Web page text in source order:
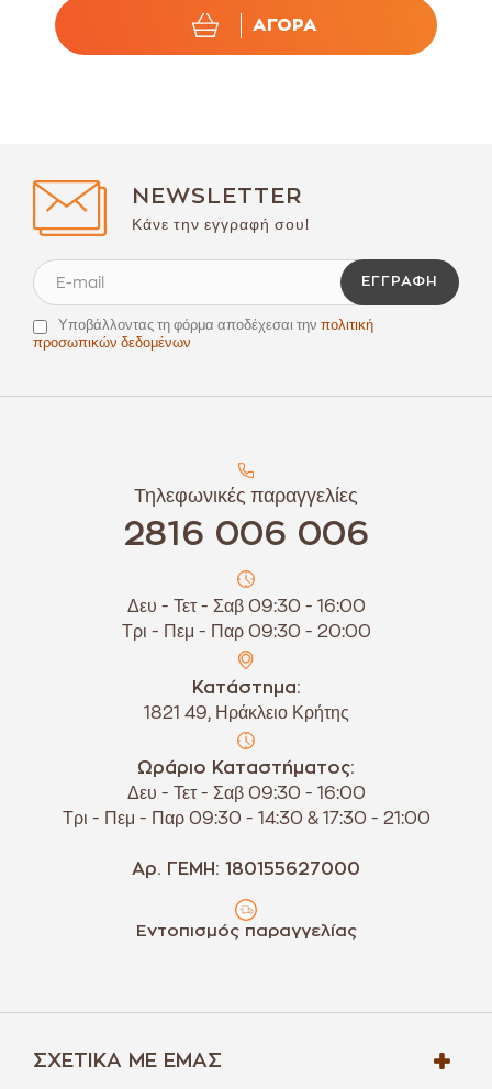
ΑΓΟΡΑ
NEWSLETTER
Κάνε την εγγραφή σου!
ΕΓΓΡΑΦΉ
Υποβάλλοντας τη φόρμα αποδέχεσαι την πολιτική
προσωπικών δεδομένων
Τηλεφωνικές παραγγελίες
2816 006 006
Δευ - Τετ - Σαβ 09:30 - 16:00
Τρι - Πεμ - Παρ 09:30 - 20:00
Κατάστημα:
1821 49, Ηράκλειο Κρήτης
Ωράριο Καταστήματος:
Δευ - Τετ - Σαβ 09:30 - 16:00
Τρι - Πεμ - Παρ 09:30 - 14:30 & 17:30 - 21:00
Αρ. ΓΕΜΗ: 180155627000
Εντοπισμός παραγγελίας
ΣΧΕΤΙΚΆ ΜΕ ΕΜΆΣ